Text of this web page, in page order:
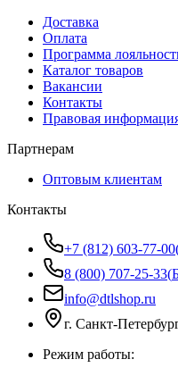
Доставка
Оплата
Программа
Каталог товаров
Вакансии
Контакты
Правовая
Партнерам
Оптовым клиентам
Контакты
+7 (812) 603-77-00
8 (800) 707-25-33(
info@dtlshop.ru
г. Санкт-Петербург
Режим работы: